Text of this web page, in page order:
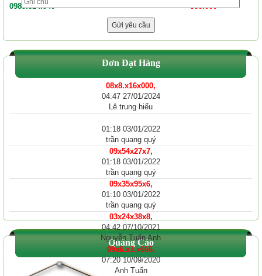
0985.814.948
500.000
Đơn Đạt Hàng
08x8.x16x000,
04:47 27/01/2024
Lê trung hiếu
01:18 03/01/2022
trần quang quý
09x54x27x7,
01:18 03/01/2022
trần quang quý
09x35x95x6,
01:10 03/01/2022
trần quang quý
03x24x38x8,
04:42 07/10/2021
Nguyễn Tuấn Anh
09x6.x3.x666,
07:20 10/09/2020
Anh Tuấn
Quảng Cáo